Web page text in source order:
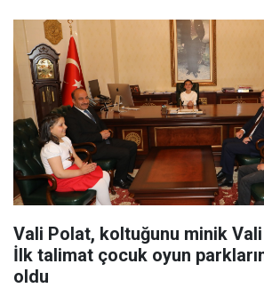
Vali Polat, koltuğunu minik
İlk talimat çocuk oyun
oldu